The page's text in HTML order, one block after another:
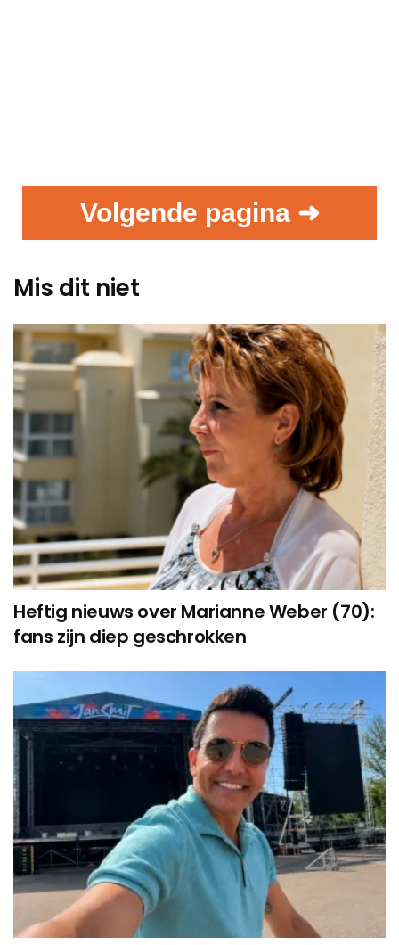
Volgende pagina ➜
Mis dit niet
Heftig nieuws over Marianne Weber (70):
fans zijn diep geschrokken